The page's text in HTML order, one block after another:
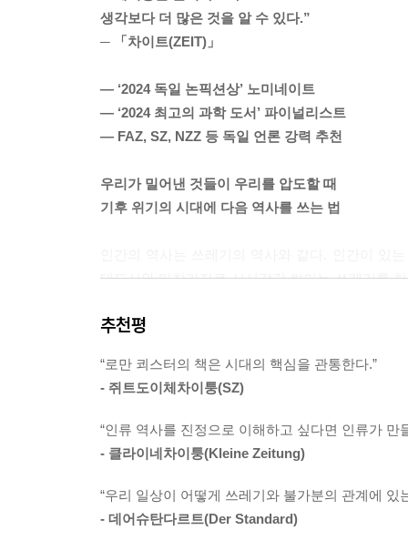
역할을 했다.”
---「10장 버리기 사회의 탄생」중에서
우리의 일상을 간편하게 만들고, 시간과 노동을
이다. 물건을 택배로 받고, 패스트푸드를 먹는 것
범이 된다. 물류 운송 체계는―적어도 세계 일부
---「에필로그: 바다로 밀어낸 쓰레기」중에서
로 침몰한다. 수면 위를 떠돌아다니는 쓰레기는
---「에필로그: 바다로 밀어낸 쓰레기」중에서
생각보다 더 많은 것을 알 수 있다.”
─ 「차이트(ZEIT)」
― ‘2024 독일 논픽션상’ 노미네이트
― ‘2024 최고의 과학 도서’ 파이널리스트
― FAZ, SZ, NZZ 등 독일 언론 강력 추천
우리가 밀어낸 것들이 우리를 압도할 때
기후 위기의 시대에 다음 역사를 쓰는 법
대도시와 마찬가지로 시시각각 쌓이는 쓰레기를
우주에서도 관찰되는 알록달록한 ‘쓰레기 해변’을
쓰레기는 무엇인가? 우리가 만든 쓰레기는 어디
모든 과정에서도 쓰레기는 왜 사라지지 않고 ‘증식’
쓰레기를 모르고서는 쓰레기 문제를 해결할 수
연결된 쓰레기 생산과 처리 방식을 중심으로
추천평
“로만 쾨스터의 책은 시대의 핵심을 관통한다.”
- 쥐트도이체차이퉁(SZ)
“인류 역사를 진정으로 이해하고 싶다면 인류가
- 클라이네차이퉁(Kleine Zeitung)
“우리 일상이 어떻게 쓰레기와 불가분의 관계에 있
- 데어슈탄다르트(Der Standard)